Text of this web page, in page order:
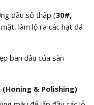
đầu số thấp (30#,
làm lộ ra các hạt đá
ban đầu của sàn
& Polishing)